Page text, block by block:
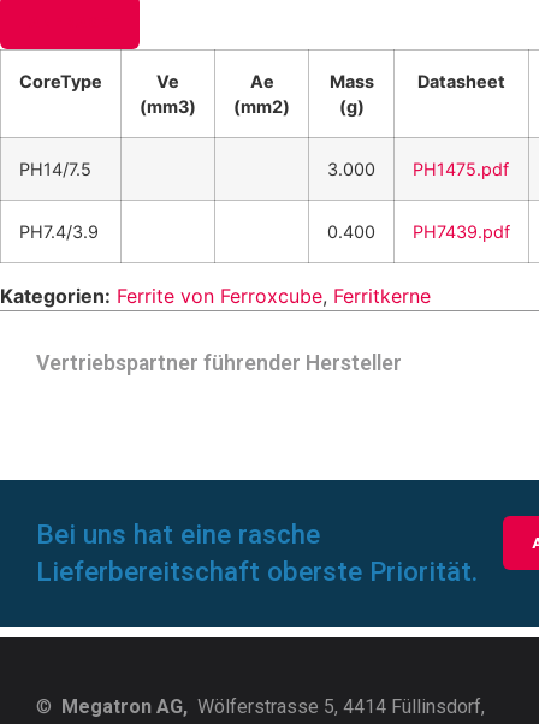
CoreType
Ve
(mm3)
Ae
(mm2)
Mass
(g)
Datasheet
PH14/7.5 3.000 PH1475.pdf
PH7.4/3.9 0.400 PH7439.pdf
Kategorien: Ferrite von Ferroxcube, Ferritkerne
Vertriebspartner führender Hersteller
Bei uns hat eine rasche
Lieferbereitschaft oberste Priorität.
© Megatron AG, Wölferstrasse 5, 4414 Füllinsdorf,